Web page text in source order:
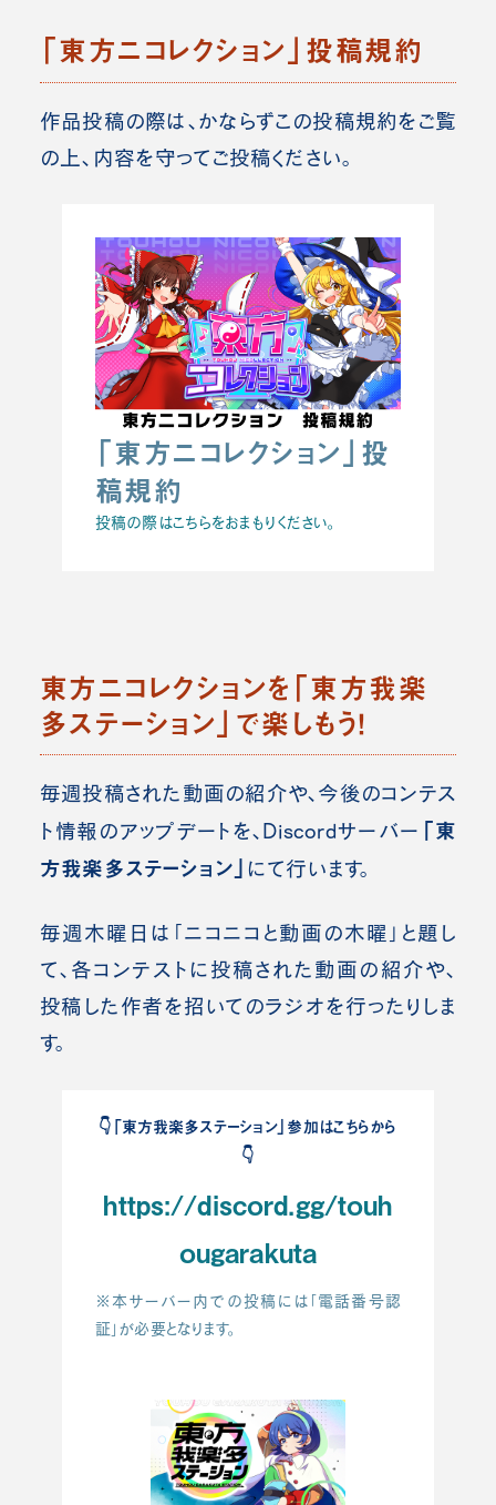
「東方ニコレクション」投稿規約
作品投稿の際は、かならずこの投稿規約をご覧
の上、内容を守ってご投稿ください。
「東方ニコレクション」投
稿規約
投稿の際はこちらをおまもりください。
東方ニコレクションを「東方我楽
多ステーション」で楽しもう！
毎週投稿された動画の紹介や、今後のコンテス
ト情報のアップデートを、Discordサーバー 「東
方我楽多ステーション」 にて行います。
毎週木曜日は「ニコニコと動画の木曜」と題し
て、各コンテストに投稿された動画の紹介や、
投稿した作者を招いてのラジオを行ったりしま
す。
👇️「東方我楽多ステーション」参加はこちらから
👇️
https://discord.gg/touh
ougarakuta
※本サーバー内での投稿には「電話番号認
証」が必要となります。